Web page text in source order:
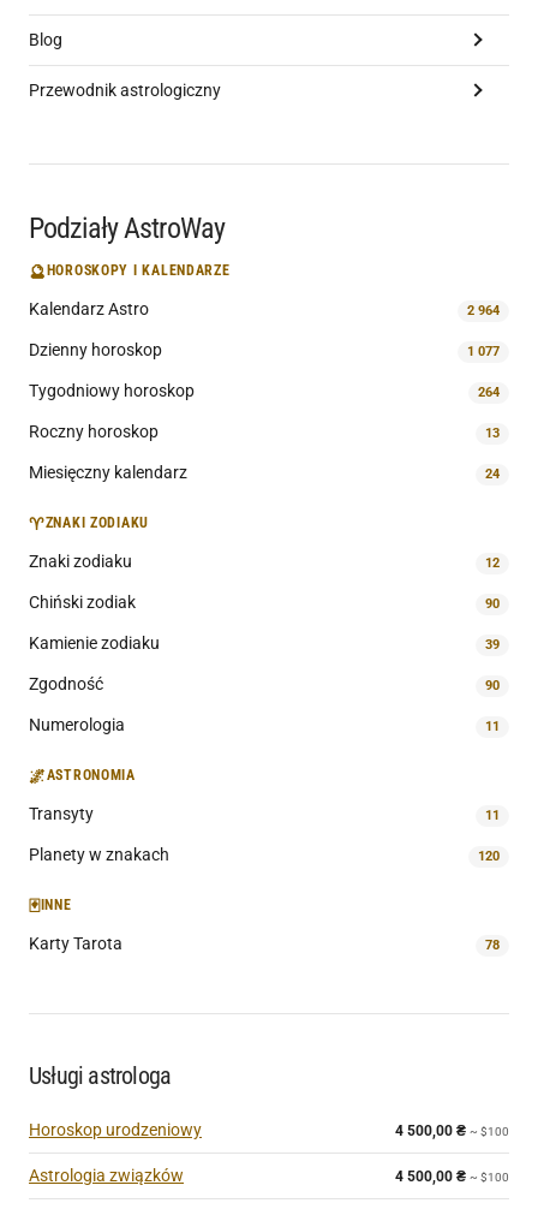
Blog
Przewodnik astrologiczny
Podziały AstroWay
🔮 HOROSKOPY I KALENDARZE
Kalendarz Astro 2 964
Dzienny horoskop 1 077
Tygodniowy horoskop 264
Roczny horoskop 13
Miesięczny kalendarz 24
♈ZNAKI ZODIAKU
Znaki zodiaku 12
Chiński zodiak 90
Kamienie zodiaku 39
Zgodność 90
Numerologia 11
🌌ASTRONOMIA
Transyty 11
Planety w znakach 120
🃏 INNE
Karty Tarota 78
Usługi astrologa
Horoskop urodzeniowy 4 500,00 ₴ ~ $100
Astrologia związków 4 500,00 ₴ ~ $100